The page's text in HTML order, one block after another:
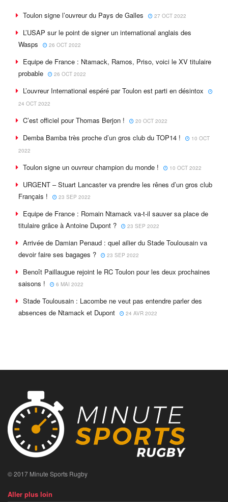
Toulon signe l’ouvreur du Pays de Galles 27 OCT 2022
L’USAP sur le point de signer un international anglais des
Wasps
26 OCT 2022
Equipe de France : Ntamack, Ramos, Priso, voici le XV titulaire
probable
26 OCT 2022
L’ouvreur International espéré par Toulon est parti en désintox
24 OCT 2022
C’est officiel pour Thomas Berjon ! 20 OCT 2022
Demba Bamba très proche d’un gros club du TOP14 !
10 OCT
2022
Toulon signe un ouvreur champion du monde ! 10 OCT 2022
URGENT – Stuart Lancaster va prendre les rênes d’un gros club
Français !
23 SEP 2022
Equipe de France : Romain Ntamack va-t-il sauver sa place de
titulaire grâce à Antoine Dupont ?
23 SEP 2022
Arrivée de Damian Penaud : quel ailier du Stade Toulousain va
devoir faire ses bagages ?
23 SEP 2022
Benoît Paillaugue rejoint le RC Toulon pour les deux prochaines
saisons !
6 MAI 2022
Stade Toulousain : Lacombe ne veut pas entendre parler des
absences de Ntamack et Dupont
24 AVR 2022
© 2017 Minute Sports Rugby
Aller plus loin